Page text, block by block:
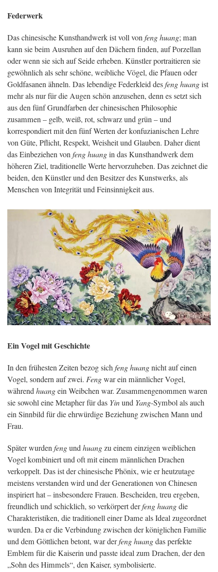
Federwerk
Das chinesische Kunsthandwerk ist voll vonfeng huang; man
kann sie beim Ausruhen auf den Dächern finden, auf Porzellan
oder wenn sie sich auf Seide erheben. Künstler portraitieren sie
gewöhnlich als sehr schöne, weibliche Vögel, die Pfauen oder
Goldfasanen ähneln. Das lebendige Federkleid desfeng huangist
mehr als nur für die Augen schön anzusehen, denn es setzt sich
aus den fünf Grundfarben der chinesischen Philosophie
zusammen – gelb, weiß, rot, schwarz und grün – und
korrespondiert mit den fünf Werten der konfuzianischen Lehre
von Güte, Pflicht, Respekt, Weisheit und Glauben. Daher dient
das Einbeziehen vonfeng huangin das Kunsthandwerk dem
höheren Ziel, traditionelle Werte hervorzuheben. Das zeichnet die
beiden, den Künstler und den Besitzer des Kunstwerks, als
Menschen von Integrität und Feinsinnigkeit aus.
Ein Vogel mit Geschichte
In den frühesten Zeiten bezog sichfeng huangnicht auf einen
Vogel, sondern auf zwei. Fengwar ein männlicher Vogel,
währendhuangein Weibchen war. Zusammengenommen waren
sie sowohl eine Metapher für das Yinund Yang-Symbol als auch
ein Sinnbild für die ehrwürdige Beziehung zwischen Mann und
Frau.
Später wurdenfengundhuangzu einem einzigen weiblichen
Vogel kombiniert und oft mit einem männlichen Drachen
verkoppelt. Das ist der chinesische Phönix, wie er heutzutage
meistens verstanden wird und der Generationen von Chinesen
inspiriert hat – insbesondere Frauen. Bescheiden, treu ergeben,
freundlich und schicklich, so verkörpert derfeng huangdie
Charakteristiken, die traditionell einer Dame als Ideal zugeordnet
wurden. Da er die Verbindung zwischen der königlichen Familie
und dem Göttlichen betont, war derfeng huangdas perfekte
Emblem für die Kaiserin und passte ideal zum Drachen, der den
„Sohn des Himmels“, den Kaiser, symbolisierte.